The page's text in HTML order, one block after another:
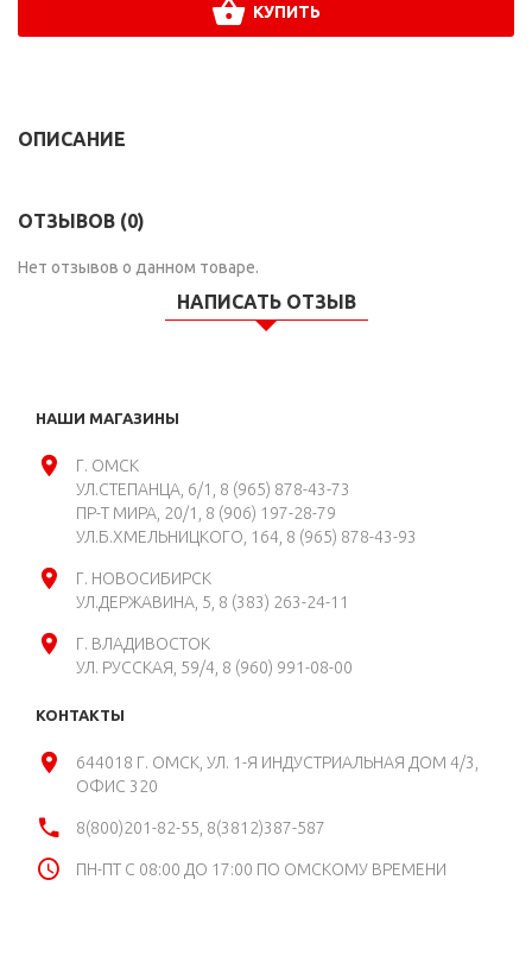
КУПИТЬ
ОПИСАНИЕ
ОТЗЫВОВ (0)
Нет отзывов о данном товаре.
НАПИСАТЬ ОТЗЫВ
НАШИ МАГАЗИНЫ
Г. ОМСК
УЛ.СТЕПАНЦА, 6/1
8 (965) 878-43-73
ПР-Т МИРА, 20/1
8 (906) 197-28-79
УЛ.Б.ХМЕЛЬНИЦКОГО, 164 8 (965) 878-43-93
Г. НОВОСИБИРСК
УЛ.ДЕРЖАВИНА, 5 8 (383) 263-24-11
Г. ВЛАДИВОСТОК
УЛ. РУССКАЯ, 59/4 8 (960) 991-08-00
КОНТАКТЫ
644018 Г. ОМСК, УЛ. 1-Я ИНДУСТРИАЛЬНАЯ ДОМ 4/3,
ОФИС 320
8(800)201-82-55, 8(3812)387-587
ПН-ПТ С 08:00 ДО 17:00 ПО ОМСКОМУ ВРЕМЕНИ